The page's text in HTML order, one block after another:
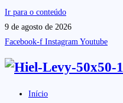
Ir para o conteúdo
9 de agosto de 2026
Facebook-f Instagram Youtube
Início